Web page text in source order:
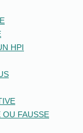
HPI
OU FAUSSE